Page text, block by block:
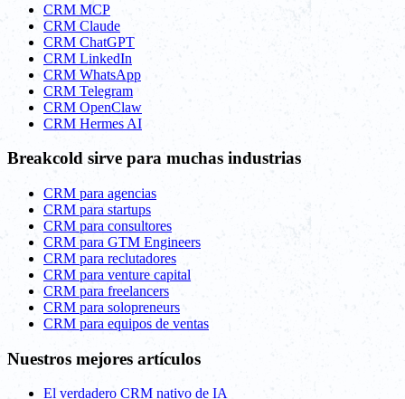
CRM MCP
CRM Claude
CRM ChatGPT
CRM LinkedIn
CRM WhatsApp
CRM Telegram
CRM OpenClaw
CRM Hermes AI
Breakcold sirve para muchas industrias
CRM para agencias
CRM para startups
CRM para consultores
CRM para GTM Engineers
CRM para reclutadores
CRM para venture capital
CRM para freelancers
CRM para solopreneurs
CRM para equipos de ventas
Nuestros mejores artículos
El verdadero CRM nativo de IA